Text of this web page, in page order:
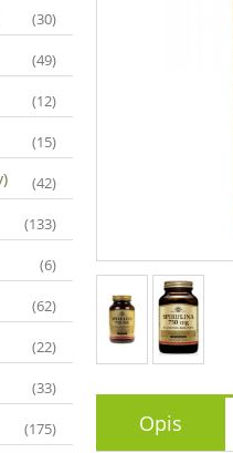
(30)
(49)
(12)
(15)
(42)
(133)
(6)
(62)
(22)
(33)
(175) Opis